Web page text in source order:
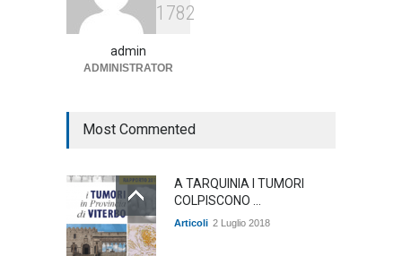
arrivano i pagamenti PAC, la
1782
admin
ADMINISTRATOR
Most Commented
A TARQUINIA I TUMORI
COLPISCONO ...
Articoli 2 Luglio 2018